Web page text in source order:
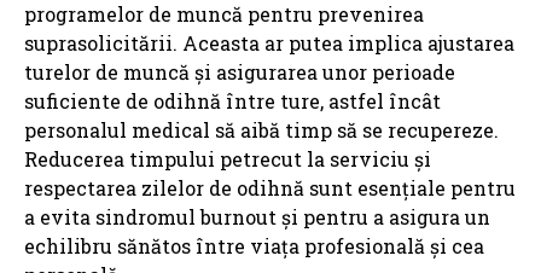
programelor de muncă pentru prevenirea
suprasolicitării. Aceasta ar putea implica ajustarea
turelor de muncă și asigurarea unor perioade
suficiente de odihnă între ture, astfel încât
personalul medical să aibă timp să se recupereze.
Reducerea timpului petrecut la serviciu și
respectarea zilelor de odihnă sunt esențiale pentru
a evita sindromul burnout și pentru a asigura un
echilibru sănătos între viața profesională și cea